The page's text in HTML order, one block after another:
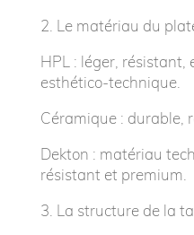
2.⁠ ⁠Le matériau du
HPL : léger,
esthético-technique.
Céramique : durable,
Dekton : matériau
résistant et premium.
3.⁠ ⁠La structure de la